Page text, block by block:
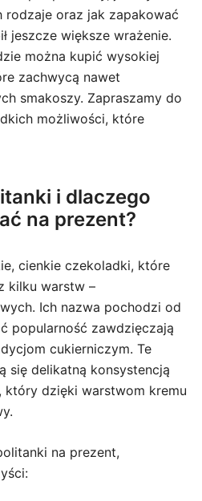
rodzaje oraz jak zapakować
jeszcze większe wrażenie.
można kupić wysokiej
zachwycą nawet
smakoszy. Zapraszamy do
możliwości, które
i dlaczego
na prezent?
cienkie czekoladki, które
kilku warstw –
Ich nazwa pochodzi od
popularność zawdzięczają
cukierniczym. Te
się delikatną konsystencją
który dzięki warstwom kremu
na prezent,